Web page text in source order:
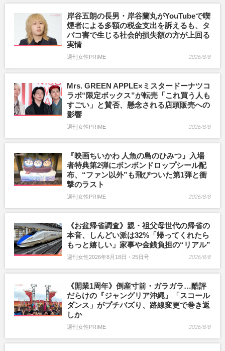
岸谷五朗の長男・岸谷蘭丸がYouTubeで喫
煙者による多額の税金支出を訴えるも、タ
バコ害で生じる社会的損失額の方が上回る
実情
週刊女性PRIME 2026/8/8
Mrs. GREEN APPLE×ミスタードーナツコ
ラボ“限定ボックス”が転売「これ買う人も
すごい」と賛否、懸念される店頭販売への
影響
週刊女性PRIME 2026/8/8
『映画ちいかわ 人魚の島のひみつ』入場
者特典第2弾にボンボンドロップシール配
布、“ファン以外”も飛びついた第1弾と衝
撃のラスト
週刊女性PRIME 2026/8/8
《お盆帰省調査》親・祖父母世代の帰省の
本音、しんどい派は32%「帰ってくれたら
もっと嬉しい」家事や金銭負担の“リアル”
週刊女性2026年8月18日・25日号 2026/8/8
《開業1周年》倒産寸前・ガラガラ…酷評
だらけの『ジャングリア沖縄』「スコール
ダンス」がプチバズり、路線変更で巻き返
しか
週刊女性PRIME 2026/8/8